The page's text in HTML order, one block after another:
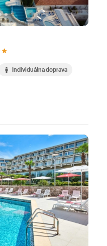
Individuálna doprava